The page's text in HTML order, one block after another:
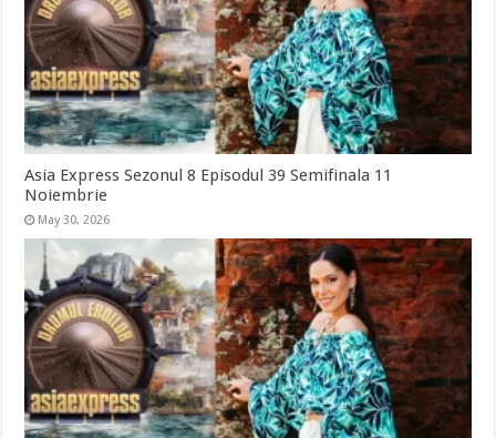
Asia Express Sezonul 8 Episodul 39 Semifinala 11
Noiembrie
May 30, 2026